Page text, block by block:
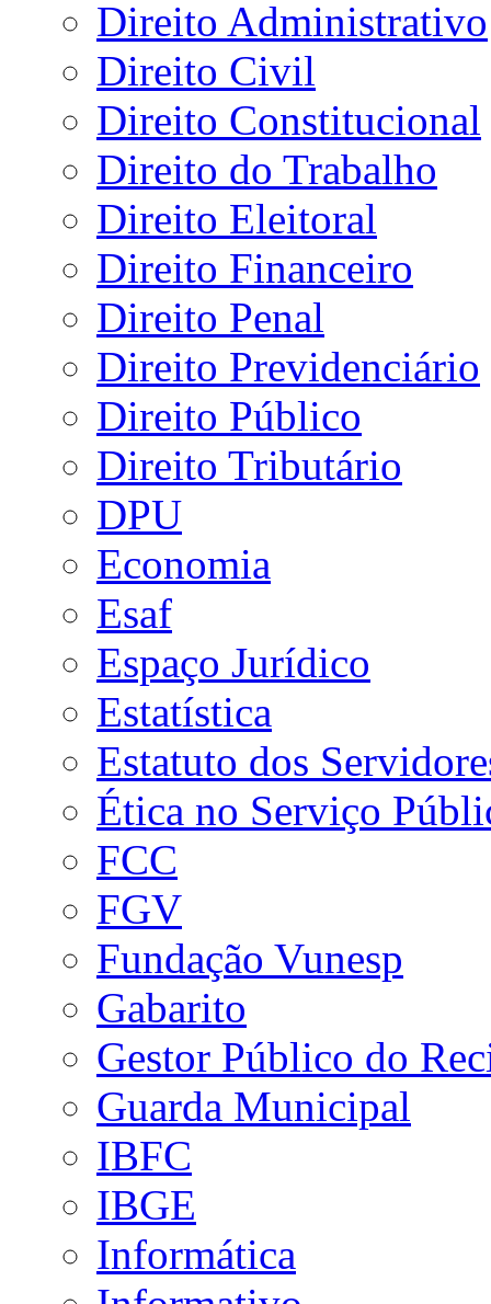
Direito Administrativo
Direito Civil
Direito Constitucional
Direito do Trabalho
Direito Eleitoral
Direito Financeiro
Direito Penal
Direito Previdenciário
Direito Público
Direito Tributário
DPU
Economia
Esaf
Espaço Jurídico
Estatística
Estatuto dos
Ética no Serviço
FCC
FGV
Fundação Vunesp
Gabarito
Gestor Público do
Guarda Municipal
IBFC
IBGE
Informática